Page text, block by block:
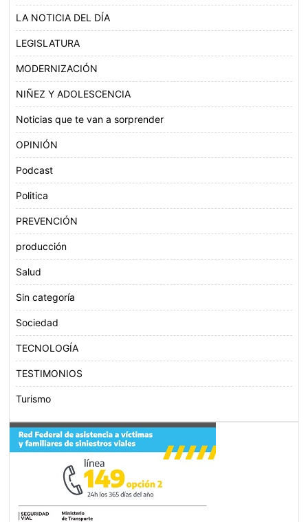
LA NOTICIA DEL DÍA
LEGISLATURA
MODERNIZACIÓN
NIÑEZ Y ADOLESCENCIA
Noticias que te van a sorprender
OPINIÓN
Podcast
Politica
PREVENCIÓN
producción
Salud
Sin categoría
Sociedad
TECNOLOGÍA
TESTIMONIOS
Turismo